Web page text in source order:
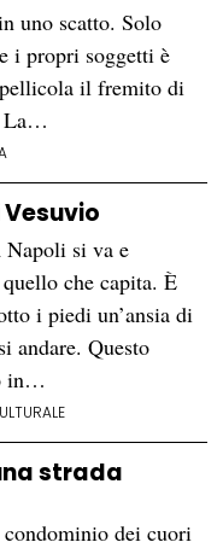
uno scatto. Solo
i propri soggetti è
il fremito di
La…
Napoli si va e
che capita. È
i piedi un’ansia di
andare. Questo
in…
strada
dei cuori